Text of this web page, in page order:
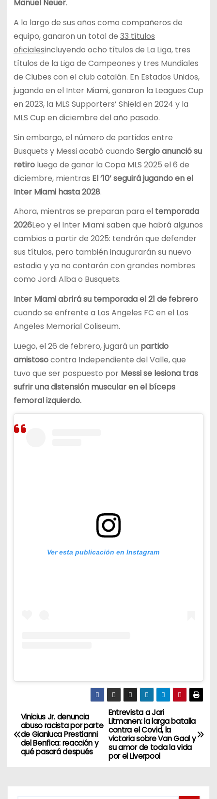
Manuel Neuer.
A lo largo de sus años como compañeros de
equipo, ganaron un total de 33 títulos
oficialesincluyendo ocho títulos de La Liga, tres
títulos de la Liga de Campeones y tres Mundiales
de Clubes con el club catalán. En Estados Unidos,
jugando en el Inter Miami, ganaron la Leagues Cup
en 2023, la MLS Supporters’ Shield en 2024 y la
MLS Cup en diciembre del año pasado.
Sin embargo, el número de partidos entre
Busquets y Messi acabó cuando Sergio anunció su
retiro luego de ganar la Copa MLS 2025 el 6 de
diciembre, mientras El ’10’ seguirá jugando en el
Inter Miami hasta 2028.
Ahora, mientras se preparan para el temporada
2026Leo y el Inter Miami saben que habrá algunos
cambios a partir de 2025: tendrán que defender
sus títulos, pero también inaugurarán su nuevo
estadio y ya no contarán con grandes nombres
como Jordi Alba o Busquets.
Inter Miami abrirá su temporada el 21 de febrero
cuando se enfrente a Los Angeles FC en el Los
Angeles Memorial Coliseum.
Luego, el 26 de febrero, jugará un partido
amistosocontra Independiente del Valle, que
tuvo que ser pospuesto por Messi se lesiona tras
sufrir una distensión muscular en el bíceps
femoral izquierdo.
Ver esta publicación en Instagram
N
a
v
Entrevista a Jari
Litmanen: la larga batalla
contra el Covid, la
victoria sobre Van Gaal y
su amor de toda la vida
por el Liverpool
Vinicius Jr. denuncia
abuso racista por parte
de Gianluca Prestianni
del Benfica: reacción y
qué pasará después